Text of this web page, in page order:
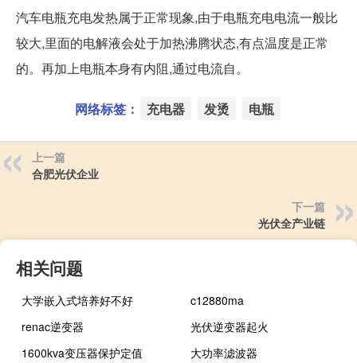
汽车电瓶充电发热属于正常现象,由于电瓶充电电流一般比
较大,里面的电解液会处于加热沸腾状态,有点温度是正常
的。再加上电瓶本身有内阻,通过电流自。
网络标签： 充电器 发烫 电瓶
上一篇
合肥光伏企业
下一篇
光伏全产业链
相关问题
大学嵌入式培养好不好
c12880ma
renac逆变器
光伏逆变器起火
1600kva变压器保护定值
大功率滤波器